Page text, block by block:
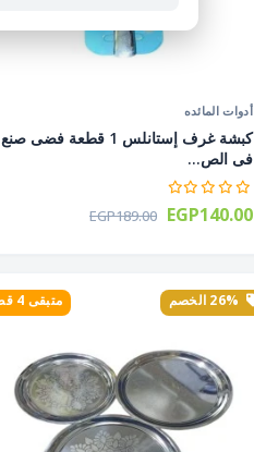
أدوات المائده
كبشة غرف إستانلس 1 قطعة فضى صنع
فى الص...
EGP189.00 EGP140.00
متبقى 4 قطع